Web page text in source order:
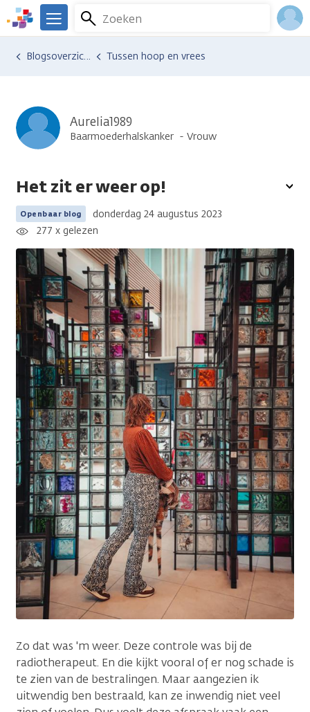
Overslaan
en
naar
We
er
Kanker.nl
Zoeken
Menu
Ervaringen van anderen
Blogsoverzicht Tussen hoop en vrees
Aurelia1989
Baarmoederhalskanker Vrouw
Het zit er weer op!
Openbaar blog
donderdag 24 augustus 2023
277 x gelezen
Zo dat was 'm weer. Deze controle was bij de
radiotherapeut. En die kijkt vooral of er nog schade is
te zien van de bestralingen. Maar aangezien ik
uitwendig ben bestraald, kan ze inwendig niet veel